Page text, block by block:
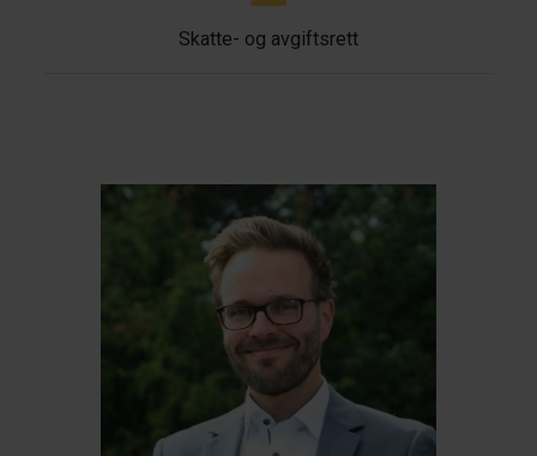
Skatte- og avgiftsrett